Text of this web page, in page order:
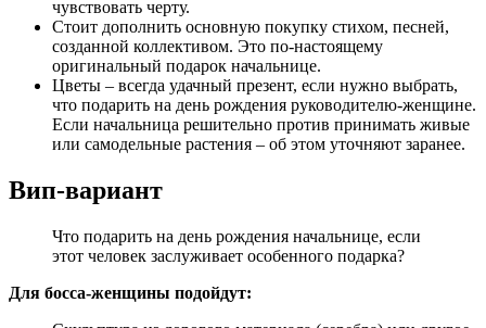
чувствовать черту.
Стоит дополнить основную покупку стихом, песней,
созданной коллективом. Это по-настоящему
оригинальный подарок начальнице.
Цветы – всегда удачный презент, если нужно выбрать,
что подарить на день рождения руководителю-женщине.
Если начальница решительно против принимать живые
или самодельные растения – об этом уточняют заранее.
Вип-вариант
Что подарить на день рождения начальнице, если
этот человек заслуживает особенного подарка?
Для босса-женщины подойдут: